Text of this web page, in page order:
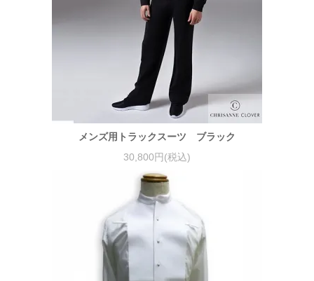
メンズ用トラックスーツ ブラック
30,800円(税込)